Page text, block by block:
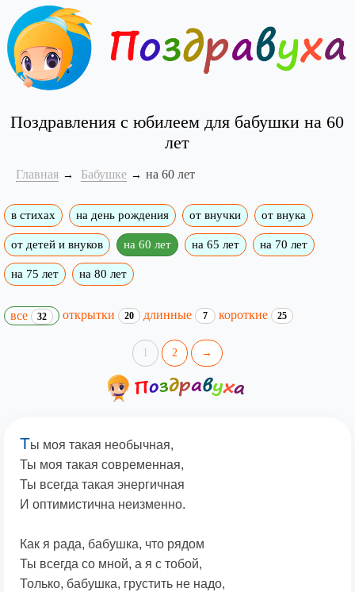
Поздравления с юбилеем для бабушки на 60
лет
Главная Бабушке на 60 лет
в стихах на день рождения от внучки от внука
от детей и внуков на 60 лет на 65 лет на 70 лет
на 75 лет на 80 лет
все 32 открытки 20 длинные 7 короткие 25
1 2 →
Ты моя такая необычная,
Ты моя такая современная,
Ты всегда такая энергичная
И оптимистична неизменно.
Как я рада, бабушка, что рядом
Ты всегда со мной, а я с тобой,
Только, бабушка, грустить не надо,